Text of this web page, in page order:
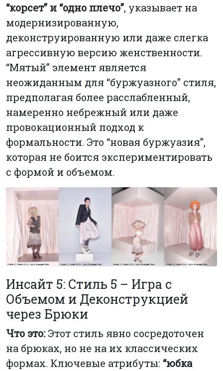
“корсет” и “одно плечо”, указывает на
модернизированную,
деконструированную или даже слегка
агрессивную версию женственности.
“Мятый” элемент является
неожиданным для “буржуазного” стиля,
предполагая более расслабленный,
намеренно небрежный или даже
провокационный подход к
формальности. Это “новая буржуазия”,
которая не боится экспериментировать
с формой и объемом.
Инсайт 5: Стиль 5 – Игра с
Объемом и Деконструкцией
через Брюки
Что это: Этот стиль явно сосредоточен
на брюках, но не на их классических
формах. Ключевые атрибуты: “юбка